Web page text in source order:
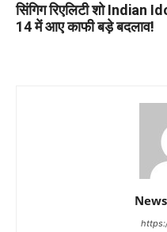
सिंगिग रिएलिटी शो Indian
14 में आए काफी बड़े बदलाव!